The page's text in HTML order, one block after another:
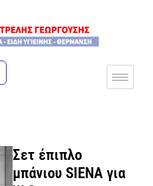
Σετ έπιπλο
μπάνιου SIENA για